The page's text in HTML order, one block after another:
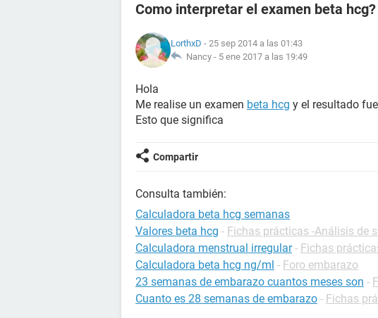
Como interpretar el examen beta
LorthxD - 25 sep 2014 a las 01:43
Nancy - 5 ene 2017 a las 19:49
Hola
Me realise un examen beta hcg y el resultado
Esto que significa
Compartir
Consulta también:
Calculadora beta hcg semanas
Valores beta hcg - Fichas prácticas -Análisis de
Calculadora menstrual irregular - Fichas
Calculadora beta hcg ng/ml - Foro embarazo
23 semanas de embarazo cuantos meses son -
Cuanto es 28 semanas de embarazo - Fichas